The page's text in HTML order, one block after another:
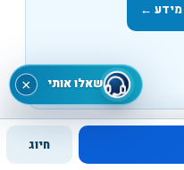
←
חיוג
שאלו אותי ×